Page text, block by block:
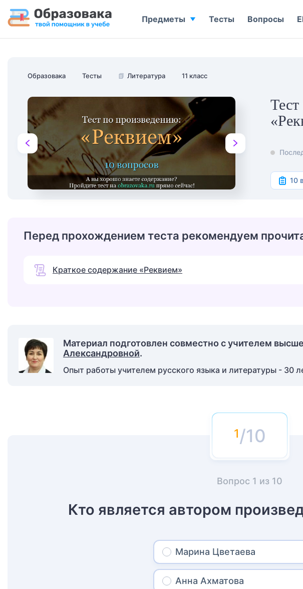
Образовака Тесты 📗 Литература 11 класс
10
Перед прохождением теста рекомендуем
Краткое содержание «Реквием»
Материал подготовлен совместно с учителем
Александровной.
Опыт работы учителем русского языка и литературы - 30
/10
Вопрос 1 из 10
Кто является автором
Марина Цветаева
Анна Ахматова
Предметы Тесты Вопросы